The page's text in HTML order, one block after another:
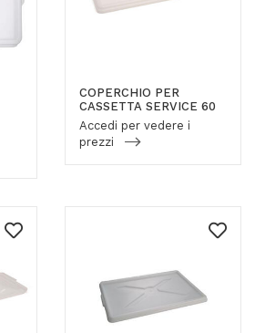
COPERCHIO PER
CASSETTA SERVICE 60
Accedi per vedere i
prezzi